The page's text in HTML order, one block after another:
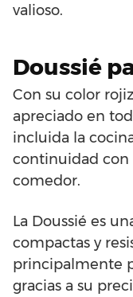
valioso.
Doussié
Con su color
apreciado en
incluida la
continuidad con
comedor.
La Doussié es
compactas y
principalmente
gracias a su